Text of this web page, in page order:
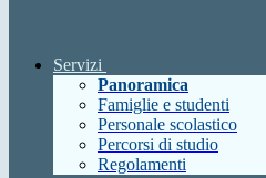
Servizi
Panoramica
Famiglie e studenti
Personale scolastico
Percorsi di studio
Regolamenti